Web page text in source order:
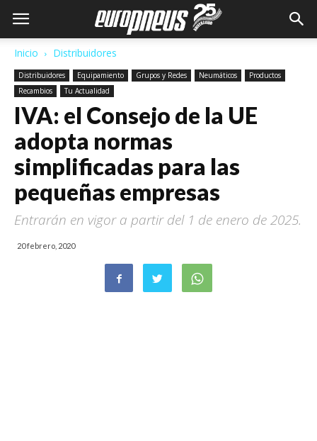
Inicio Distribuidores
Distribuidores Equipamiento Grupos y Redes Neumáticos
Productos
Recambios
Tu Actualidad
IVA: el Consejo de la UE
adopta normas
simplificadas para las
pequeñas empresas
Entrarán en vigor a partir del 1 de enero de 2025.
20 febrero, 2020